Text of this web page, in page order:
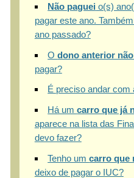
Não paguei o(s)
pagar este ano.
ano passado?
Odono anterior
pagar?
É preciso andar com
Há umcarro que já
aparece na lista das
devo fazer?
Tenho umcarro que
deixo de pagar o IUC?